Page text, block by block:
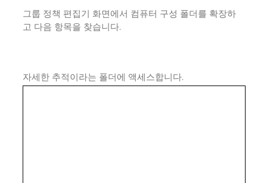
그룹 정책 편집기 화면에서 컴퓨터 구성 폴더를 확장하
고 다음 항목을 찾습니다.
자세한 추적이라는 폴더에 액세스합니다.